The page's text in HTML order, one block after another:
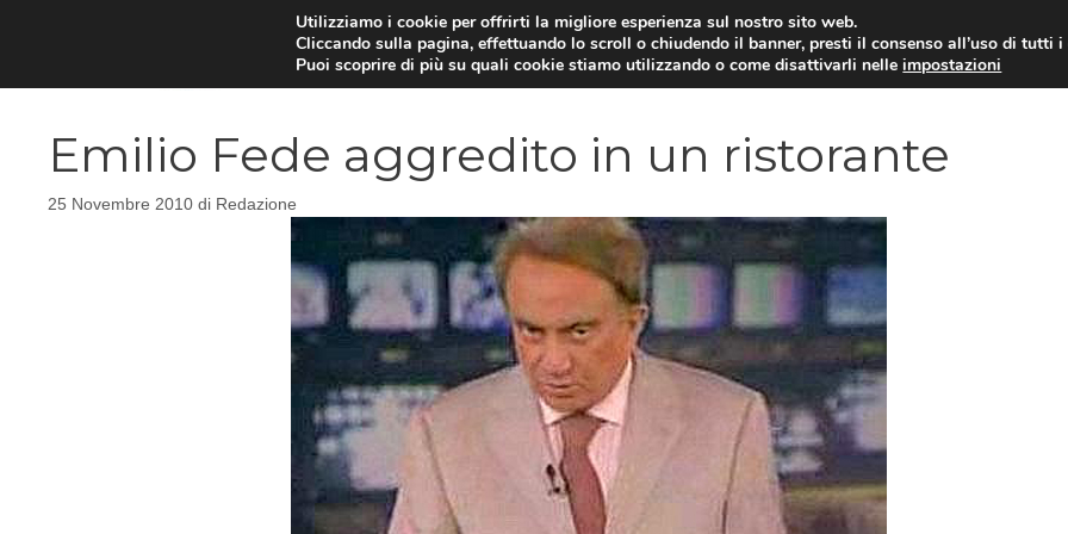
YUAN COIN GOSSIP NEWS DAL
Emilio Fede aggredito in un ristorante
25 Novembre 2010 di Redazione
Utilizziamo i cookie per offrirti la migliore esperienza sul nostro sito web.
Cliccando sulla pagina, effettuando lo scroll o chiudendo il banner, presti il consenso all’uso di tutti i
Puoi scoprire di più su quali cookie stiamo utilizzando o come disattivarli nelleimpostazioni